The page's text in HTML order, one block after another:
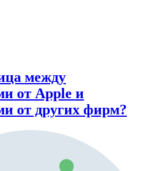
между
от Apple и
от других фирм?